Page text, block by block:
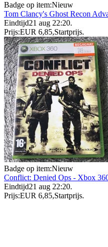
Badge op item:Nieuw
Tom Clancy's Ghost Recon
Eindtijd21 aug 22:20.
Prijs:EUR 6,85,Startprijs.
Badge op item:Nieuw
Conflict: Denied Ops - Xbox
Eindtijd21 aug 22:20.
Prijs:EUR 6,85,Startprijs.